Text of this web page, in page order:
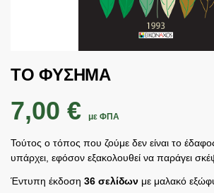
ΤΟ ΦΥΣΗΜΑ
7,00 € με ΦΠΑ
Τούτος ο τόπος που ζούμε δεν είναι το
υπάρχει, εφόσον εξακολουθεί να παράγει
Έντυπη έκδοση 36 σελίδων με μαλακό